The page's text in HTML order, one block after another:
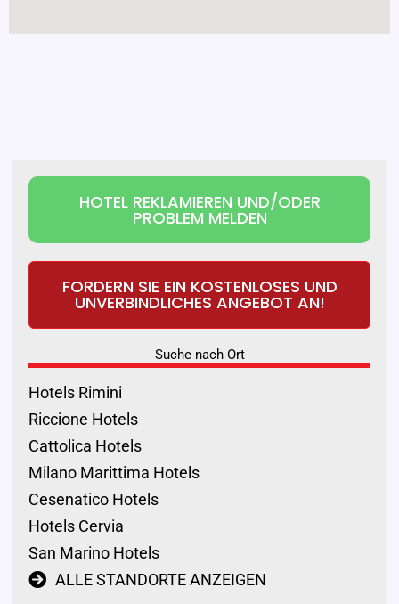
HOTEL REKLAMIEREN UND/ODER
PROBLEM MELDEN
FORDERN SIE EIN KOSTENLOSES UND
UNVERBINDLICHES ANGEBOT AN!
Suche nach Ort
Hotels Rimini
Riccione Hotels
Cattolica Hotels
Milano Marittima Hotels
Cesenatico Hotels
Hotels Cervia
San Marino Hotels
ALLE STANDORTE ANZEIGEN